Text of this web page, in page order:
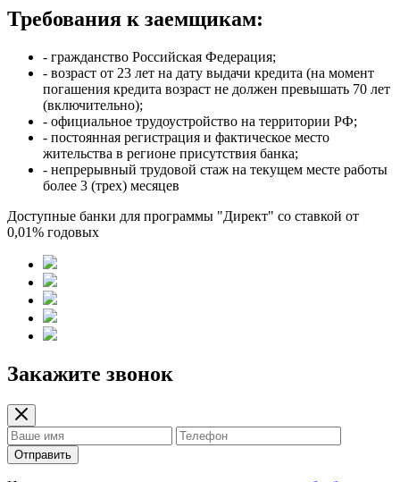
Требования к заемщикам:
- гражданство Российская Федерация;
- возраст от 23 лет на дату выдачи кредита (на момент
погашения кредита возраст не должен превышать 70 лет
(включительно);
- официальное трудоустройство на территории РФ;
- постоянная регистрация и фактическое место
жительства в регионе присутствия банка;
- непрерывный трудовой стаж на текущем месте работы
более 3 (трех) месяцев
Доступные банки для программы "Директ" со ставкой от
0,01% годовых
Закажите звонок
Отправить